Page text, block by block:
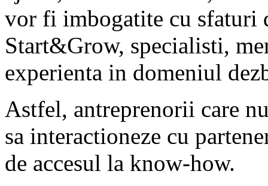
vor fi imbogatite cu sfaturi
Start&Grow, specialisti,
experienta in domeniul
Astfel, antreprenorii care
sa interactioneze cu
de accesul la know-how.